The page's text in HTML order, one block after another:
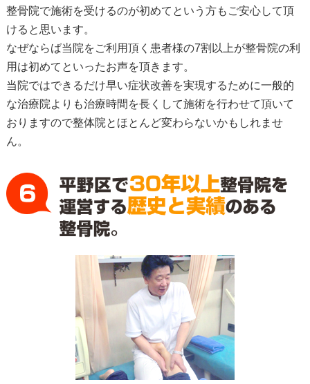
整骨院で施術を受けるのが初めてという方もご安心して頂
けると思います。
なぜならば当院をご利用頂く患者様の7割以上が整骨院の利
用は初めてといったお声を頂きます。
当院ではできるだけ早い症状改善を実現するために一般的
な治療院よりも治療時間を長くして施術を行わせて頂いて
おりますので整体院とほとんど変わらないかもしれませ
ん。